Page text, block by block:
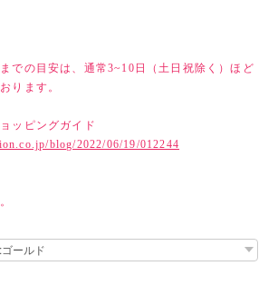
での目安は、通常3~10日（土日祝除く）ほど
ります。
ッピングガイド
blog/2022/06/19/012244